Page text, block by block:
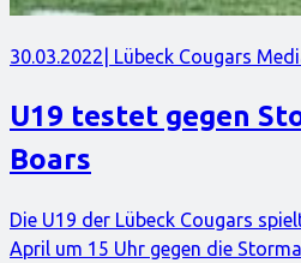
30.03.2022 | Lübeck Cougars
U19 testet gegen
Boars
Die U19 der Lübeck Cougars
April um 15 Uhr gegen die